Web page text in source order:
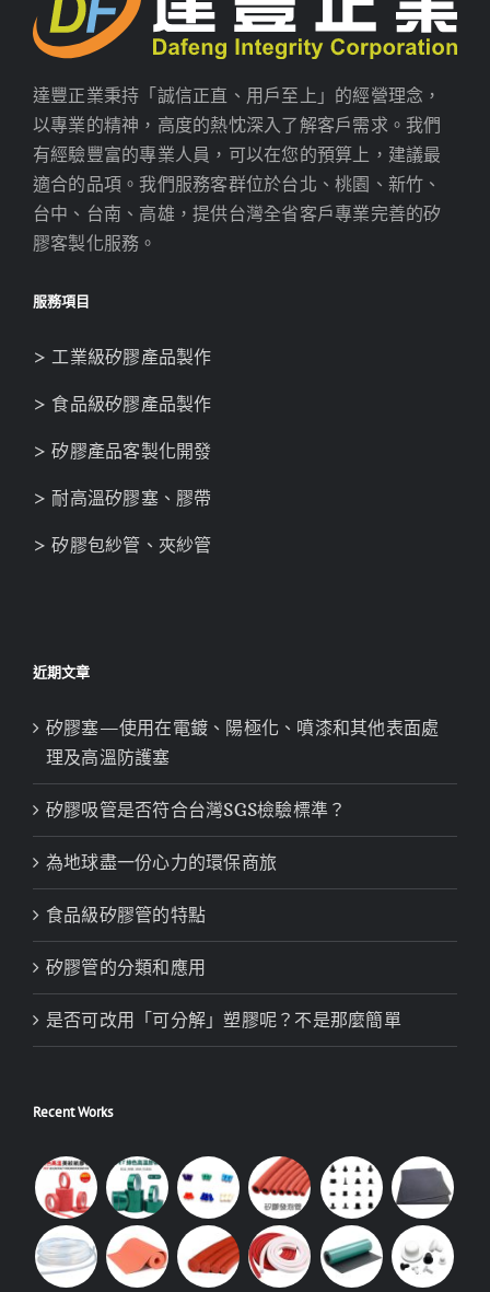
達豐正業秉持「誠信正直、用戶至上」的經營理念，
以專業的精神，高度的熱忱深入了解客戶需求。我們
有經驗豐富的專業人員，可以在您的預算上，建議最
適合的品項。我們服務客群位於台北、桃園、新竹、
台中、台南、高雄，提供台灣全省客戶專業完善的矽
膠客製化服務。
服務項目
> 工業級矽膠產品製作
> 食品級矽膠產品製作
> 矽膠產品客製化開發
> 耐高溫矽膠塞、膠帶
> 矽膠包紗管、夾紗管
近期文章
矽膠塞—使用在電鍍、陽極化、噴漆和其他表面處
理及高溫防護塞
矽膠吸管是否符合台灣SGS檢驗標準？
為地球盡一份心力的環保商旅
食品級矽膠管的特點
矽膠管的分類和應用
是否可改用「可分解」塑膠呢？不是那麼簡單
Recent Works